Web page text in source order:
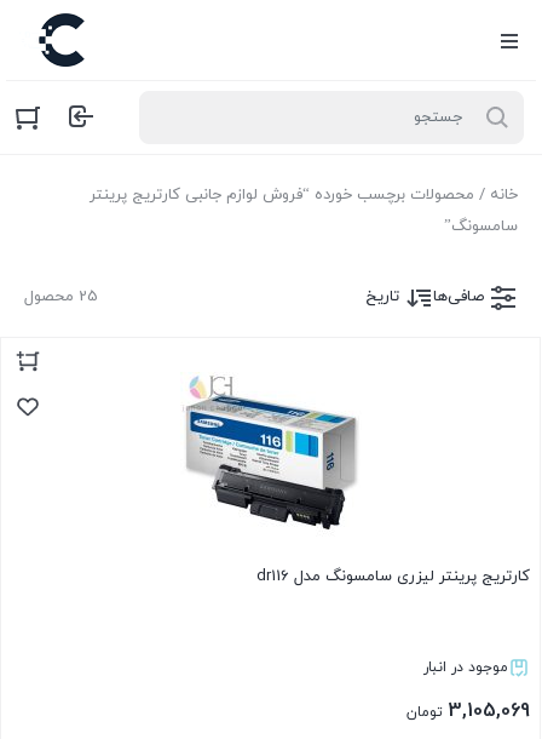
خانه / محصولات برچسب خورده “فروش لوازم جانبی کارتریج پرینتر
سامسونگ”
25 محصول صافی‌ها تاریخ
کارتریج پرینتر لیزری سامسونگ مدل dr116
موجود در انبار
3,105,069 تومان